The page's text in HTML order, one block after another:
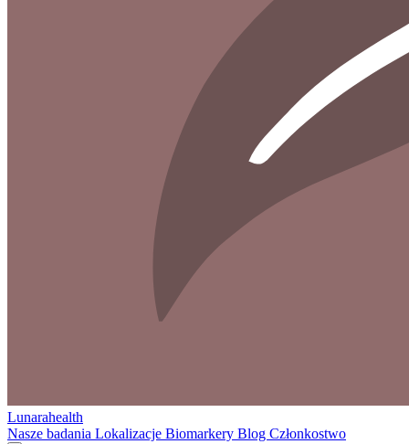
Lunarahealth
Nasze badania Lokalizacje Biomarkery Blog Członkostwo